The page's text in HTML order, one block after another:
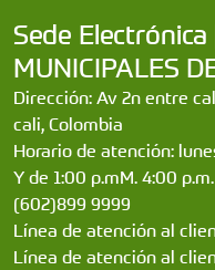
Sede Electrónica
MUNICIPALES
Dirección: Av 2n entre
cali, Colombia
Horario de atención:
Y de 1:00 p.mM. 4:00
(602)899 9999
Línea de atención al
Línea de atención al